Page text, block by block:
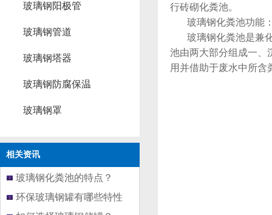
玻璃钢阳极管
玻璃钢管道
玻璃钢塔器
玻璃钢防腐保温
玻璃钢罩
相关资讯
玻璃钢化粪池的特点？
环保玻璃钢罐有哪些特性
行砖砌化粪池。
玻璃钢化粪池功能
玻璃钢化粪池是兼化
池由两大部分组成一、
用并借助于废水中所含